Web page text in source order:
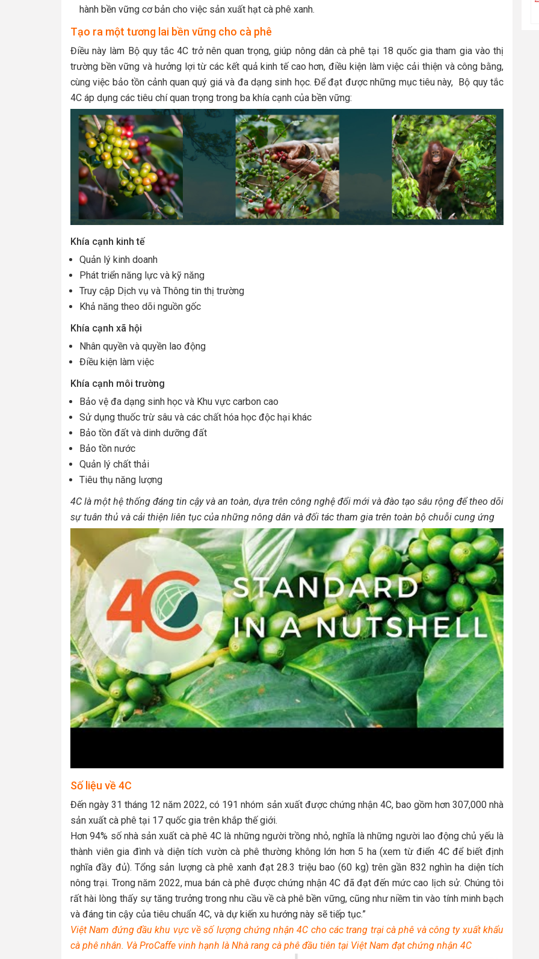
hành bền vững cơ bản cho việc sản xuất hạt cà phê xanh.
Tạo ra một tương lai bền vững cho cà phê
Điều này làm Bộ quy tắc 4C trở nên quan trọng, giúp nông dân cà phê tại 18 quốc gia tham gia vào thị
trường bền vững và hưởng lợi từ các kết quả kinh tế cao hơn, điều kiện làm việc cải thiện và công bằng,
cùng việc bảo tồn cảnh quan quý giá và đa dạng sinh học. Để đạt được những mục tiêu này, Bộ quy tắc
4C áp dụng các tiêu chí quan trọng trong ba khía cạnh của bền vững:
Khía cạnh kinh tế
Quản lý kinh doanh
Phát triển năng lực và kỹ năng
Truy cập Dịch vụ và Thông tin thị trường
Khả năng theo dõi nguồn gốc
Khía cạnh xã hội
Nhân quyền và quyền lao động
Điều kiện làm việc
Khía cạnh môi trường
Bảo vệ đa dạng sinh học và Khu vực carbon cao
Sử dụng thuốc trừ sâu và các chất hóa học độc hại khác
Bảo tồn đất và dinh dưỡng đất
Bảo tồn nước
Quản lý chất thải
Tiêu thụ năng lượng
4C là một hệ thống đáng tin cậy và an toàn, dựa trên công nghệ đổi mới và đào tạo sâu rộng để theo dõi
sự tuân thủ và cải thiện liên tục của những nông dân và đối tác tham gia trên toàn bộ chuỗi cung ứng
Số liệu về 4C
Đến ngày 31 tháng 12 năm 2022, có 191 nhóm sản xuất được chứng nhận 4C, bao gồm hơn 307,000 nhà
sản xuất cà phê tại 17 quốc gia trên khắp thế giới.
Hơn 94% số nhà sản xuất cà phê 4C là những người trồng nhỏ, nghĩa là những người lao động chủ yếu là
thành viên gia đình và diện tích vườn cà phê thường không lớn hơn 5 ha (xem từ điển 4C để biết định
nghĩa đầy đủ). Tổng sản lượng cà phê xanh đạt 28.3 triệu bao (60 kg) trên gần 832 nghìn ha diện tích
nông trại. Trong năm 2022, mua bán cà phê được chứng nhận 4C đã đạt đến mức cao lịch sử. Chúng tôi
rất hài lòng thấy sự tăng trưởng trong nhu cầu về cà phê bền vững, cũng như niềm tin vào tính minh bạch
và đáng tin cậy của tiêu chuẩn 4C, và dự kiến xu hướng này sẽ tiếp tục.”
Việt Nam đứng đầu khu vực về số lượng chứng nhận 4C cho các trang trại cà phê và công ty xuất khẩu
cà phê nhân. Và ProCaffe vinh hạnh là Nhà rang cà phê đầu tiên tại Việt Nam đạt chứng nhận 4C